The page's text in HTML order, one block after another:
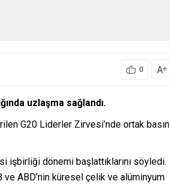
0 A+
uzlaşma sağlandı.
G20 Liderler Zirvesi’nde ortak basın
işbirliği dönemi başlattıklarını söyledi.
ve ABD’nin küresel çelik ve alüminyum